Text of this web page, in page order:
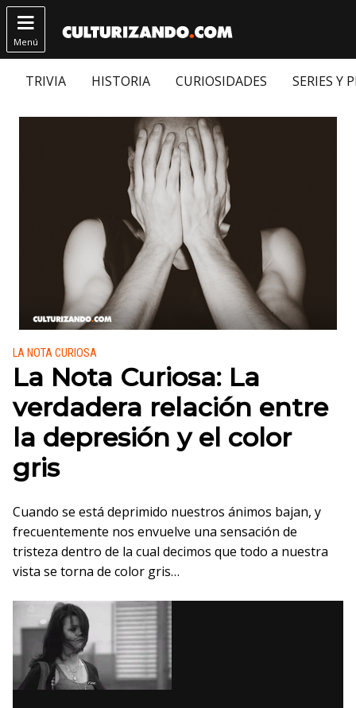

Menú
TRIVIA HISTORIA CURIOSIDADES SERIES Y
Publicado en:
LA NOTA CURIOSA
La Nota Curiosa: La
verdadera relación entre
la depresión y el color
gris
Cuando se está deprimido nuestros ánimos bajan, y
frecuentemente nos envuelve una sensación de
tristeza dentro de la cual decimos que todo a nuestra
vista se torna de color gris…